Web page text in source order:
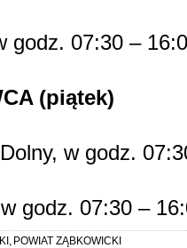
godz. 07:30 –
(piątek)
w godz.
godz. 07:30 –
, POWIAT ZĄBKOWICKI